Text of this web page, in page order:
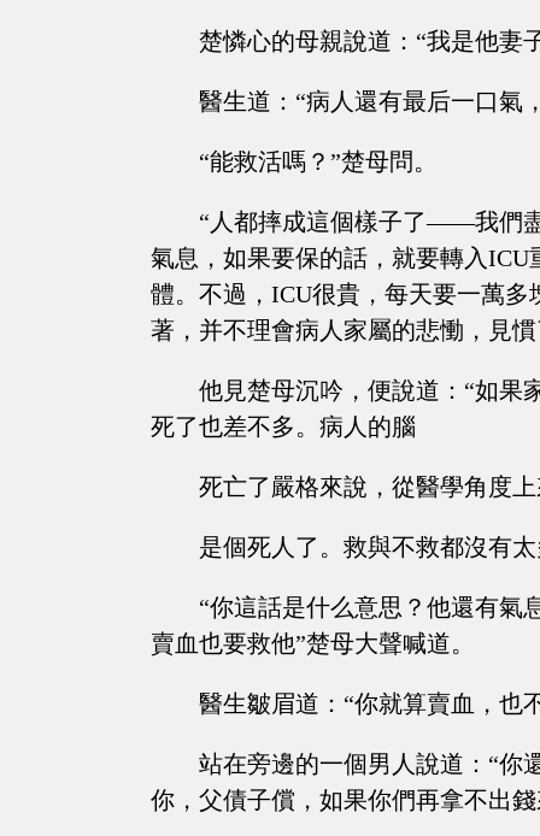
楚憐心的母親說道：“我是他妻
醫生道：“病人還有最后一口氣
“能救活嗎？”楚母問。
“人都摔成這個樣子了——我們
氣息，如果要保的話，就要轉入
體。不過，ICU很貴，每天要一萬
著，并不理會病人家屬的悲慟，見
他見楚母沉吟，便說道：“如果
死了也差不多。病人的腦
死亡了嚴格來說，從醫學角度
是個死人了。救與不救都沒有
“你這話是什么意思？他還有氣
賣血也要救他”楚母大聲喊道。
醫生皺眉道：“你就算賣血，也
站在旁邊的一個男人說道：“你
你，父債子償，如果你們再拿不出